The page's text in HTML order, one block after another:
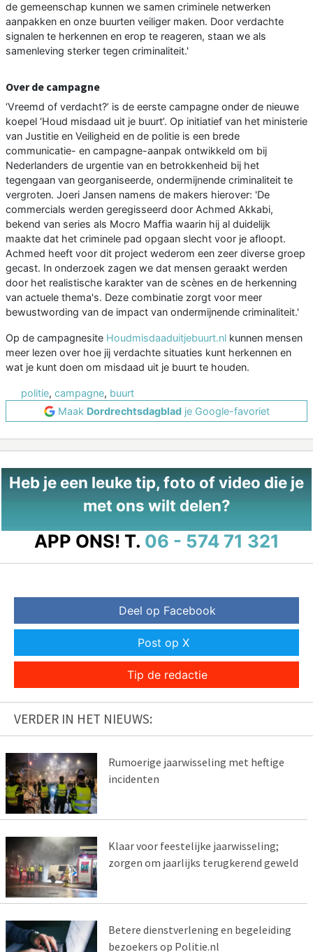
de gemeenschap kunnen we samen criminele netwerken
aanpakken en onze buurten veiliger maken. Door verdachte
signalen te herkennen en erop te reageren, staan we als
samenleving sterker tegen criminaliteit.'
Over de campagne
‘Vreemd of verdacht?’ is de eerste campagne onder de nieuwe
koepel ‘Houd misdaad uit je buurt’. Op initiatief van het ministerie
van Justitie en Veiligheid en de politie is een brede
communicatie- en campagne-aanpak ontwikkeld om bij
Nederlanders de urgentie van en betrokkenheid bij het
tegengaan van georganiseerde, ondermijnende criminaliteit te
vergroten. Joeri Jansen namens de makers hierover: 'De
commercials werden geregisseerd door Achmed Akkabi,
bekend van series als Mocro Maffia waarin hij al duidelijk
maakte dat het criminele pad opgaan slecht voor je afloopt.
Achmed heeft voor dit project wederom een zeer diverse groep
gecast. In onderzoek zagen we dat mensen geraakt werden
door het realistische karakter van de scènes en de herkenning
van actuele thema's. Deze combinatie zorgt voor meer
bewustwording van de impact van ondermijnende criminaliteit.'
Op de campagnesite Houdmisdaaduitjebuurt.nl kunnen mensen
meer lezen over hoe jij verdachte situaties kunt herkennen en
wat je kunt doen om misdaad uit je buurt te houden.
politie, campagne, buurt
Maak Dordrechtsdagbladje Google-favoriet
Heb je een leuke tip, foto of video die je
met ons wilt delen?
APP ONS! T. 06 - 574 71 321
Deel op Facebook
Post op X
Tip de redactie
VERDER IN HET NIEUWS:
Rumoerige jaarwisseling met heftige
incidenten
Klaar voor feestelijke jaarwisseling;
zorgen om jaarlijks terugkerend geweld
Betere dienstverlening en begeleiding
bezoekers op Politie.nl